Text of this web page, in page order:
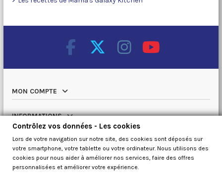
MON COMPTE
INFORMATIONS
NOTRE CATALOGUE
QUI SOMMES NOUS
Contrôlez vos données - Les cookies
Lors de votre navigation sur notre site, des cookies sont déposés sur
votre smartphone, votre tablette ou votre ordinateur. Nous utilisons des
cookies pour nous aider à améliorer nos services, faire des offres
personnalisées et améliorer votre expérience.